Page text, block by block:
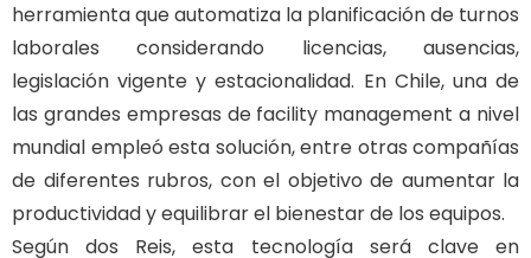
herramienta que automatiza la planificación de turnos
laborales considerando licencias, ausencias,
legislación vigente y estacionalidad. En Chile, una de
las grandes empresas de facility management a nivel
mundial empleó esta solución, entre otras compañías
de diferentes rubros, con el objetivo de aumentar la
productividad y equilibrar el bienestar de los equipos.
Según dos Reis, esta tecnología será clave en